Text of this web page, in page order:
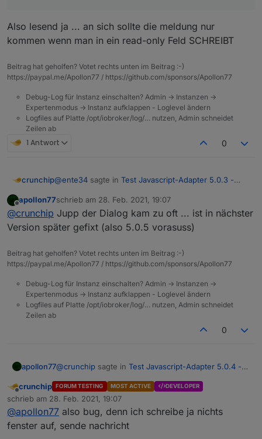
Also lesend ja ... an sich sollte die meldung nur
kommen wenn man in ein read-only Feld SCHREIBT
Beitrag hat geholfen? Votet rechts unten im Beitrag :-)
https://paypal.me/Apollon77 / https://github.com/sponsors/Apollon77
Debug-Log für Instanz einschalten? Admin -> Instanzen ->
Expertenmodus -> Instanz aufklappen - Loglevel ändern
Logfiles auf Platte /opt/iobroker/log/… nutzen, Admin schneidet
Zeilen ab
1 Antwort 0
crunchip@ente34 sagte in Test Javascript-Adapter 5.0.3 -
noch ein obj.state.value
was noch aufgefallen ist, kommt wenn man das script
aufruft
apollon77schrieb am 28. Feb. 2021, 19:07
zuletzt editiert von
@crunchip Jupp der Dialog kam zu oft ... ist in nächster
Version später gefixt (also 5.0.5 vorasuss)
Beitrag hat geholfen? Votet rechts unten im Beitrag :-)
https://paypal.me/Apollon77 / https://github.com/sponsors/Apollon77
Debug-Log für Instanz einschalten? Admin -> Instanzen ->
Expertenmodus -> Instanz aufklappen - Loglevel ändern
Logfiles auf Platte /opt/iobroker/log/… nutzen, Admin schneidet
Zeilen ab
0
apollon77@crunchip sagte in Test Javascript-Adapter 5.0.4 -
Ist doch üblich via device zu triggern was nicht
beschreibbar ist.
Also lesend ja ... an sich sollte die meldung nur
kommen wenn man in ein read-only Feld SCHREIBT
Offline
crunchip FORUM TESTING MOST ACTIVE DEVELOPER
schrieb am 28. Feb. 2021, 19:07
zuletzt editiert von
@apollon77 also bug, denn ich schreibe ja nichts
fenster auf, sende nachricht